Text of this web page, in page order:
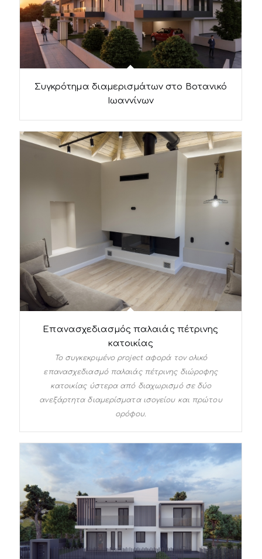
Συγκρότημα διαμερισμάτων στο Βοτανικό
Ιωαννίνων
Επανασχεδιασμός παλαιάς πέτρινης
κατοικίας
Το συγκεκριμένο project αφορά τον ολικό
επανασχεδιασμό παλαιάς πέτρινης διώροφης
κατοικίας ύστερα από διαχωρισμό σε δύο
ανεξάρτητα διαμερίσματα ισογείου και πρώτου
ορόφου.